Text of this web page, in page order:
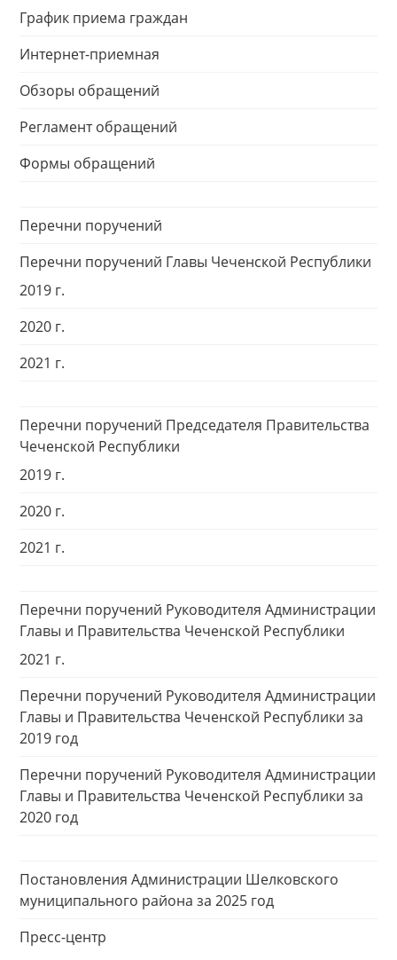
График приема граждан
Интернет-приемная
Обзоры обращений
Регламент обращений
Формы обращений
Перечни поручений
Перечни поручений Главы Чеченской Республики
2019 г.
2020 г.
2021 г.
Перечни поручений Председателя Правительства
Чеченской Республики
2019 г.
2020 г.
2021 г.
Перечни поручений Руководителя Администрации
Главы и Правительства Чеченской Республики
2021 г.
Перечни поручений Руководителя Администрации
Главы и Правительства Чеченской Республики за
2019 год
Перечни поручений Руководителя Администрации
Главы и Правительства Чеченской Республики за
2020 год
Постановления Администрации Шелковского
муниципального района за 2025 год
Пресс-центр